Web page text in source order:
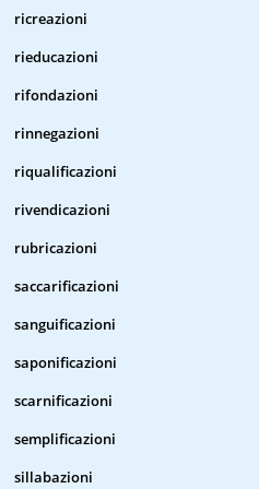
ricreazioni
rieducazioni
rifondazioni
rinnegazioni
riqualificazioni
rivendicazioni
rubricazioni
saccarificazioni
sanguificazioni
saponificazioni
scarnificazioni
semplificazioni
sillabazioni